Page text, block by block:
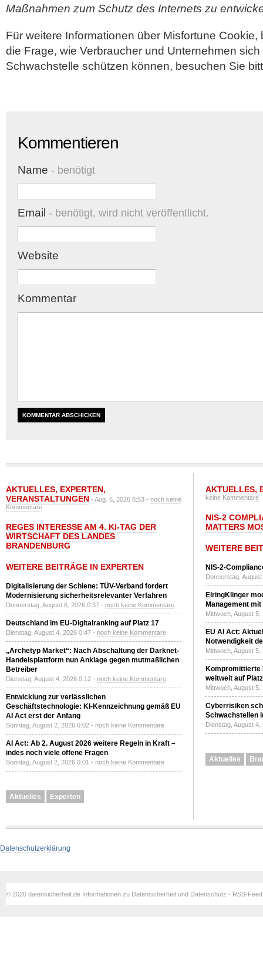
Maßnahmen zum Schutz des Internets zu
Für weitere Informationen über Misfortune Cookie,
die Frage, wie Verbraucher und Unternehmen
Schwachstelle schützen können, besuchen Sie
Kommentieren
Name - benötigt
Email - benötigt, wird nicht veröffentlicht.
Website
Kommentar
AKTUELLES, EXPERTEN,
VERANSTALTUNGEN - Aug. 6, 2026 8:53 - noch keine
Kommentare
REGES INTERESSE AM 4. KI-TAG DER
WIRTSCHAFT DES LANDES
BRANDENBURG
WEITERE BEITRÄGE IN EXPERTEN
Digitalisierung der Schiene: TÜV-Verband fordert
Modernisierung sicherheitsrelevanter Verfahren
Donnerstag, August 6, 2026 0:37 - noch keine Kommentare
Deutschland im EU-Digitalranking auf Platz 17
Dienstag, August 4, 2026 0:47 - noch keine Kommentare
„Archetyp Market“: Nach Abschaltung der Darknet-
Handelsplattform nun Anklage gegen mutmaßlichen
Betreiber
Dienstag, August 4, 2026 0:12 - noch keine Kommentare
Entwicklung zur verlässlichen
Geschäftstechnologie: KI-Kennzeichnung gemäß EU
AI Act erst der Anfang
Sonntag, August 2, 2026 0:02 - noch keine Kommentare
AI Act: Ab 2. August 2026 weitere Regeln in Kraft –
indes noch viele offene Fragen
Sonntag, August 2, 2026 0:01 - noch keine Kommentare
Aktuelles Experten
AKTUELLES,
keine Kommentare
NIS-2
MATTERS
WEITERE
NIS-2-
Donnerstag,
ElringKlinger
Management
Mittwoch, August
EU AI Act:
Notwendigkeit
Mittwoch, August
Kompromittierte
weltweit auf
Mittwoch, August
Cyberrisiken
Schwachstellen
Dienstag, August
Aktuelles
Datenschutzerklärung
© 2020 datensicherheit.de Informationen zu Datensicherheit und Datenschutz - RSS-